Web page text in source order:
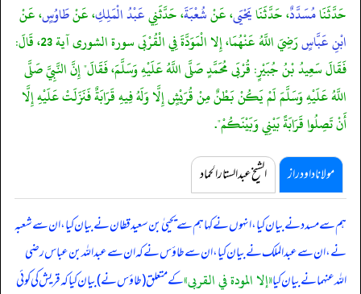
حَدَّثَنَامُسَدَّدٌ، حَدَّثَنَايَحْيَى، عَنْشُعْبَةَ، حَدَّثَنِيعَبْدُ الْمَلِكِ، عَنْطَاوُسٍ، عَنْ
ابْنِ عَبَّاسٍ
رَضِيَ اللَّهُ عَنْهُمَا، إِلا الْمَوَدَّةَ فِي الْقُرْبَى سورة الشورى آية 23، قَالَ:
فَقَالَ سَعِيدُ بْنُ جُبَيْرٍ: قُرْبَى مُحَمَّدٍ صَلَّى اللَّهُ عَلَيْهِ وَسَلَّمَ، فَقَالَ" إِنَّ النَّبِيَّ صَلَّى
اللَّهُ عَلَيْهِ وَسَلَّمَ لَمْ يَكُنْ بَطْنٌ مِنْ قُرَيْشٍ إِلَّا وَلَهُ فِيهِ قَرَابَةٌ فَنَزَلَتْ عَلَيْهِ إِلَّا
أَنْ تَصِلُوا قَرَابَةً بَيْنِي وَبَيْنَكُمْ".
مولانا داود راز الشیخ عبدالستار الحماد
ہم سے مسدد نے بیان کیا، انہوں نے کہا ہم سے یحییٰ بن سعید قطان نے بیان کیا، ان سے شعبہ
نے، ان سے عبدالملک نے بیان کیا، ان سے طاؤس نے کہان سے عبداللہ بن عباس رضی
اللہ عنہما نے بیان کیا«إلا المودة في القربى‏»کے متعلق (طاؤس نے) بیان کیا کہ قریش کی کوئی